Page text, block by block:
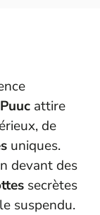
attire
de
uniques.
devant des
secrètes
suspendu.